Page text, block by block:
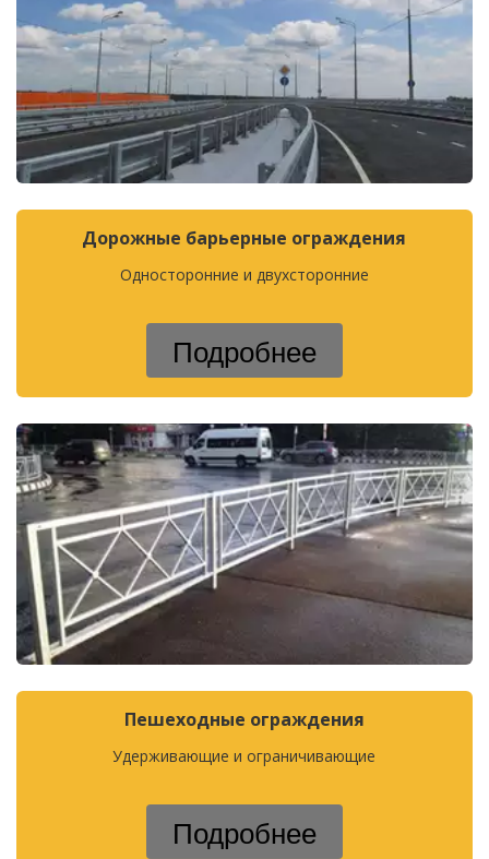
Дорожные барьерные ограждения
Односторонние и двухсторонние
Подробнее
Пешеходные ограждения
Удерживающие и ограничивающие
Подробнее